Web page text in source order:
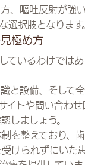
、嘔吐反射が強
選択肢となります
極め方
ているわけではあ
と設備、そして全
イトや問い合わ
しましょう。
を整えており、歯
けられずにいた